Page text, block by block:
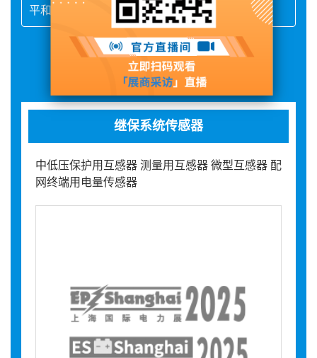
平和核心竞争力。
展品详情
继保系统传感器
中低压保护用互感器 测量用互感器 微型互感器 配
网终端用电量传感器